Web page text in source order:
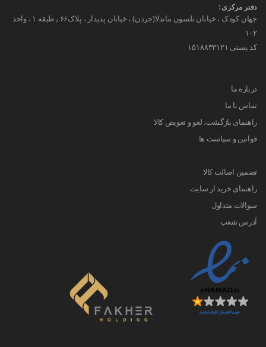
دفتر مرکزی :
جهان کودک ، خیابان نلسون ماندلا(جردن) ، خیابان پدیدار ، پلاک۶۶ ٫ طبقه ۱ ، واحد
۱۰۲
کد پستی ۱۵۱۸۸۳۳۱۲۱
درباره ما
تماس با ما
راهنمای بازگشت، لغو و تعویض کالا
قوانین و سیاست ها
تضمین اصالت کالا
راهنمای خرید از سایت
سوالات متداول
آدرس شعب